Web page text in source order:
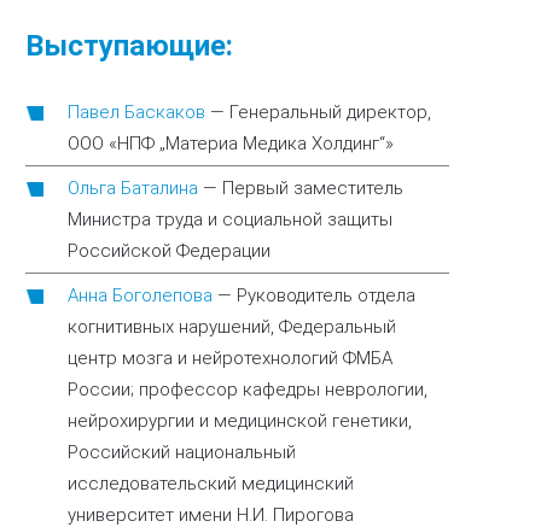
Выступающие:
Павел Баскаков — Генеральный директор,
ООО «НПФ „Материа Медика Холдинг“»
Ольга Баталина — Первый заместитель
Министра труда и социальной защиты
Российской Федерации
Анна Боголепова — Руководитель отдела
когнитивных нарушений, Федеральный
центр мозга и нейротехнологий ФМБА
России; профессор кафедры неврологии,
нейрохирургии и медицинской генетики,
Российский национальный
исследовательский медицинский
университет имени Н.И. Пирогова